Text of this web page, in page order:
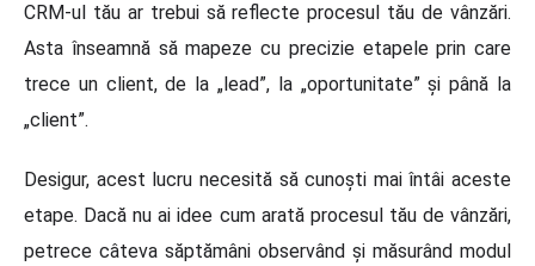
CRM-ul tău ar trebui să reflecte procesul tău de vânzări.
Asta înseamnă să mapeze cu precizie etapele prin care
trece un client, de la „lead”, la „oportunitate” și până la
„client”.
Desigur, acest lucru necesită să cunoști mai întâi aceste
etape. Dacă nu ai idee cum arată procesul tău de vânzări,
petrece câteva săptămâni observând și măsurând modul